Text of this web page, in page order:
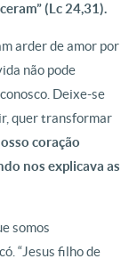
(Lc 24,31).
arder de amor por
não pode
Deixe-se
quer transformar
coração
nos explicava as
somos
“Jesus filho de